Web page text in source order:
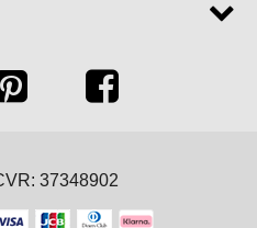
37348902